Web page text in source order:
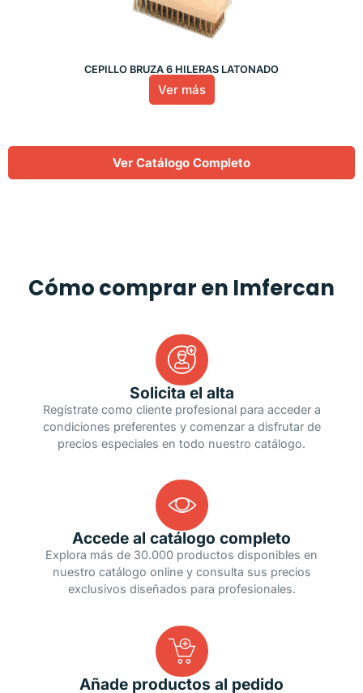
CEPILLO BRUZA 6 HILERAS LATONADO
Ver más
Ver Catálogo Completo
Cómo comprar en Imfercan
Solicita el alta
Regístrate como cliente profesional para acceder a
condiciones preferentes y comenzar a disfrutar de
precios especiales en todo nuestro catálogo.
Accede al catálogo completo
Explora más de 30.000 productos disponibles en
nuestro catálogo online y consulta sus precios
exclusivos diseñados para profesionales.
Añade productos al pedido